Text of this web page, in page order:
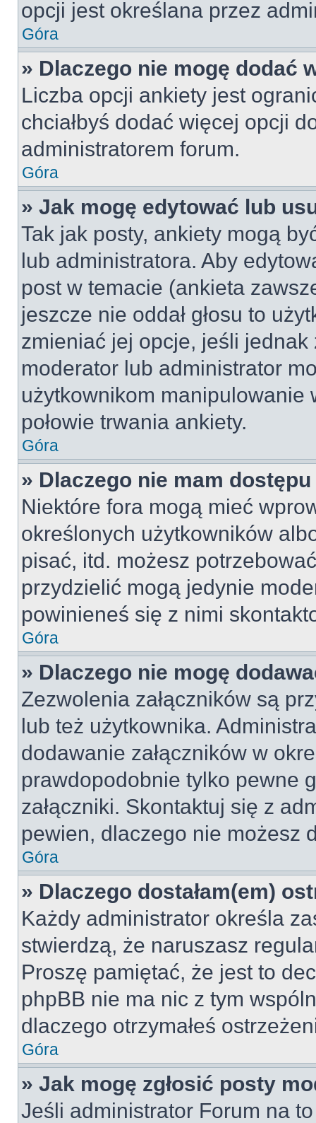
opcji jest określana przez
Góra
» Dlaczego nie mogę dodać
Liczba opcji ankiety jest
chciałbyś dodać więcej opcji
administratorem forum.
Góra
» Jak mogę edytować lub
Tak jak posty, ankiety mogą
lub administratora. Aby
post w temacie (ankieta
jeszcze nie oddał głosu to
zmieniać jej opcje, jeśli jednak
moderator lub administrator
użytkownikom manipulowanie
połowie trwania ankiety.
Góra
» Dlaczego nie mam
Niektóre fora mogą mieć
określonych użytkowników
pisać, itd. możesz
przydzielić mogą jedynie
powinieneś się z nimi
Góra
» Dlaczego nie mogę
Zezwolenia załączników są
lub też użytkownika.
dodawanie załączników w
prawdopodobnie tylko pewne
załączniki. Skontaktuj się z
pewien, dlaczego nie możesz
Góra
» Dlaczego dostałam(em)
Każdy administrator określa
stwierdzą, że naruszasz
Proszę pamiętać, że jest to
phpBB nie ma nic z tym
dlaczego otrzymałeś
Góra
» Jak mogę zgłosić posty
Jeśli administrator Forum na